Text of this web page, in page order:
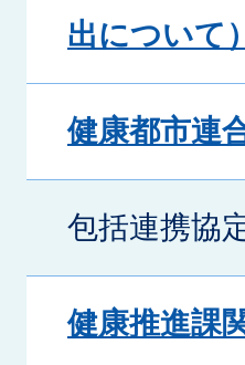
出について）
健康都市連
包括連携協
健康推進課